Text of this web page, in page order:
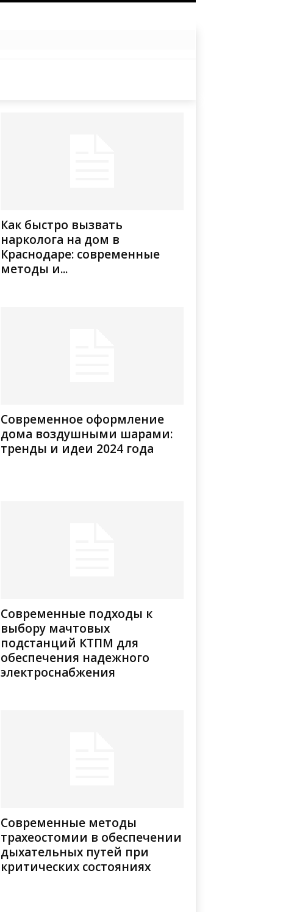
Как быстро вызвать
нарколога на дом в
Краснодаре: современные
методы и...
Современное оформление
дома воздушными шарами:
тренды и идеи 2024 года
Современные подходы к
выбору мачтовых
подстанций КТПМ для
обеспечения надежного
электроснабжения
Современные методы
трахеостомии в обеспечении
дыхательных путей при
критических состояниях